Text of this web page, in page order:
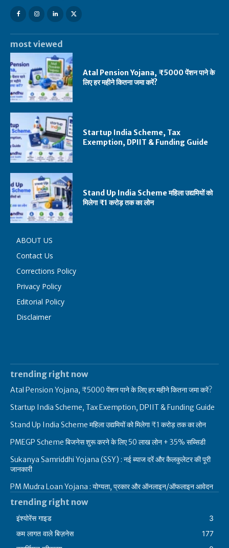
most viewed
Atal Pension Yojana, ₹5000 पेंशन पाने के
लिए हर महीने कितना जमा करें?
Startup India Scheme, Tax
Exemption, DPIIT & Funding Guide
Stand Up India Scheme महिला उद्यमियों को
मिलेगा ₹1 करोड़ तक का लोन
ABOUT US
Contact Us
Corrections Policy
Privacy Policy
Editorial Policy
Disclaimer
trending right now
Atal Pension Yojana, ₹5000 पेंशन पाने के लिए हर महीने कितना जमा करें?
Startup India Scheme, Tax Exemption, DPIIT & Funding Guide
Stand Up India Scheme महिला उद्यमियों को मिलेगा ₹1 करोड़ तक का लोन
PMEGP Scheme बिजनेस शुरू करने के लिए 50 लाख लोन + 35% सब्सिडी
Sukanya Samriddhi Yojana (SSY) : नई ब्याज दरें और कैलकुलेटर की पूरी
जानकारी
PM Mudra Loan Yojana : योग्यता, प्रकार और ऑनलाइन/ऑफलाइन आवेदन
trending right now
इंश्योरेंस गाइड
3
कम लागत वाले बिज़नेस
177